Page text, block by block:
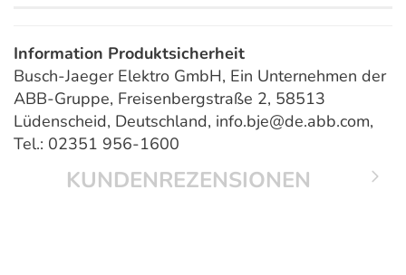
Information Produktsicherheit
Busch-Jaeger Elektro GmbH, Ein Unternehmen der
ABB-Gruppe, Freisenbergstraße 2, 58513
Lüdenscheid, Deutschland, info.bje@de.abb.com,
Tel.: 02351 956-1600
KUNDENREZENSIONEN